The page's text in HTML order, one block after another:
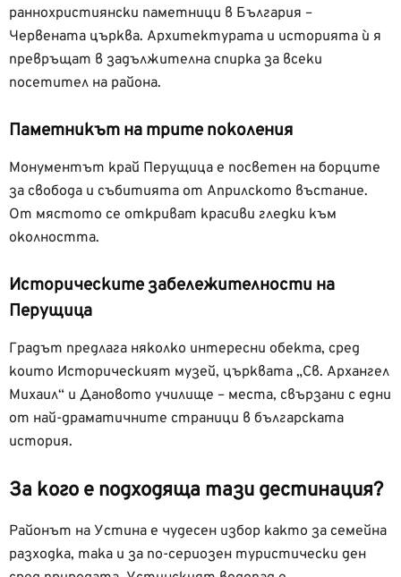
раннохристиянски паметници в България –
Червената църква. Архитектурата и историята ѝ я
превръщат в задължителна спирка за всеки
посетител на района.
Паметникът на трите поколения
Монументът край Перущица е посветен на борците
за свобода и събитията от Априлското въстание.
От мястото се откриват красиви гледки към
околността.
Историческите забележителности на
Перущица
Градът предлага няколко интересни обекта, сред
които Историческият музей, църквата „Св. Архангел
Михаил“ и Дановото училище – места, свързани с едни
от най-драматичните страници в българската
история.
За кого е подходяща тази дестинация?
Районът на Устина е чудесен избор както за семейна
разходка, така и за по-сериозен туристически ден